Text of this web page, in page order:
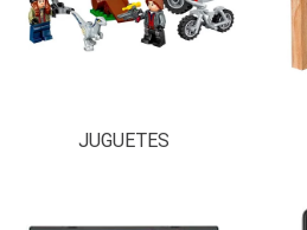
JUGUETES